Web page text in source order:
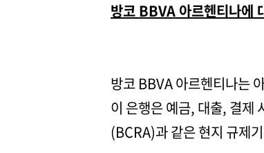
방코 BBVA 아르헨티나에
방코 BBVA 아르헨티나는
이 은행은 예금, 대출, 결제
(BCRA)과 같은 현지 규제